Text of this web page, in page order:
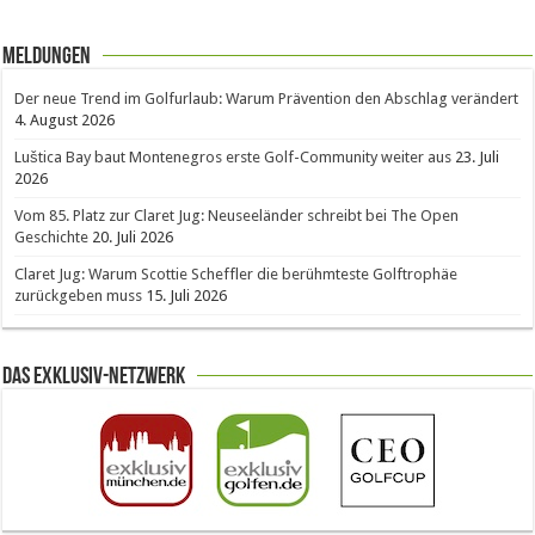
Meldungen
Der neue Trend im Golfurlaub: Warum Prävention den Abschlag verändert
4. August 2026
Luštica Bay baut Montenegros erste Golf-Community weiter aus 23. Juli
2026
Vom 85. Platz zur Claret Jug: Neuseeländer schreibt bei The Open
Geschichte 20. Juli 2026
Claret Jug: Warum Scottie Scheffler die berühmteste Golftrophäe
zurückgeben muss 15. Juli 2026
Das Exklusiv-Netzwerk